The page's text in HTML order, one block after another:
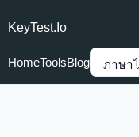
KeyTest.io
HomeToolsBlog